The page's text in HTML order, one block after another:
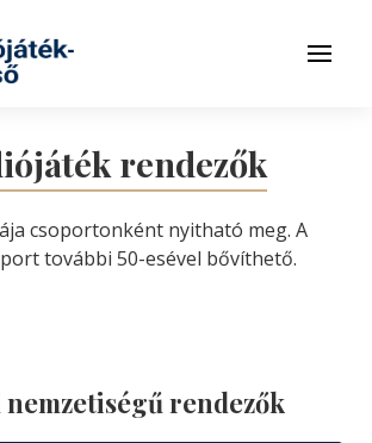
Menü
rendezők
csoportonként nyitható meg. A
további 50-esével bővíthető.
rendezők